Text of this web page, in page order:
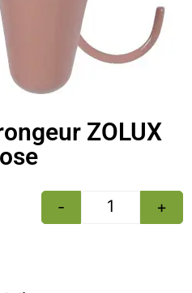
ZOLUX
- +